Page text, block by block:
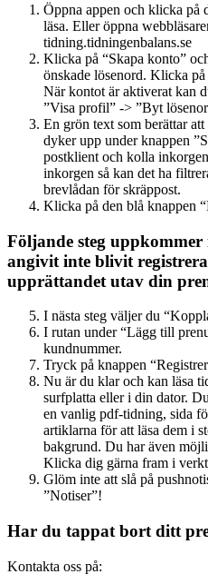
Öppna appen och klicka på
läsa. Eller öppna
tidning.tidningenbalans.se
Klicka på “Skapa konto”
önskade lösenord. Klicka
När kontot är aktiverat kan
”Visa profil” -> ”Byt
En grön text som berättar
dyker upp under knappen
postklient och kolla
inkorgen så kan det ha
brevlådan för skräppost.
Klicka på den blå knappen
Följande steg uppkommer
angivit inte blivit
upprättandet utav din
I nästa steg väljer du
I rutan under “Lägg till
kundnummer.
Tryck på knappen
Nu är du klar och kan läsa
surfplatta eller i din dator.
en vanlig pdf-tidning, sida
artiklarna för att läsa dem i
bakgrund. Du har även
Klicka dig gärna fram i
Glöm inte att slå på
”Notiser”!
Har du tappat bort ditt
Kontakta oss på: